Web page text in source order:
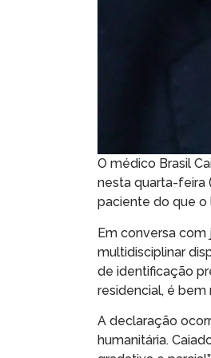
O médico Brasil
nesta quarta-feira
paciente do que
Em conversa
multidisciplinar
de identificação
residencial, é bem
A declaração
humanitária.